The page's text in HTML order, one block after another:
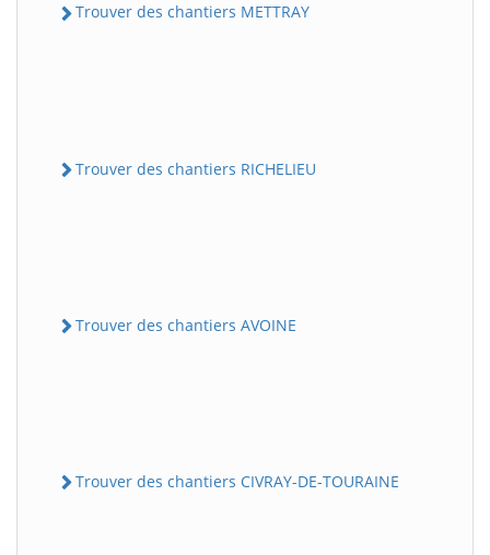
Trouver des chantiers METTRAY
Trouver des chantiers RICHELIEU
Trouver des chantiers AVOINE
Trouver des chantiers CIVRAY-DE-TOURAINE